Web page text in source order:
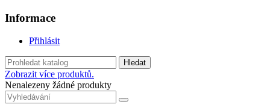
Informace
Přihlásit
Hledat
Zobrazit více produktů.
Nenalezeny žádné produkty